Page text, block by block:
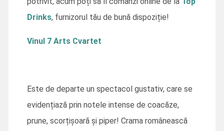
Drinks, furnizorul tău de bună dispoziție!
Vinul 7 Arts Cvartet
Este de departe un spectacol gustativ, care se
evidențiază prin notele intense de coacăze,
prune, scorțișoară și piper! Crama românească